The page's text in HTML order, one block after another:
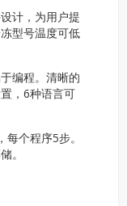
计，为用户提
型号温度可低
编程。清晰的
，6种语言可
个程序5步。
。